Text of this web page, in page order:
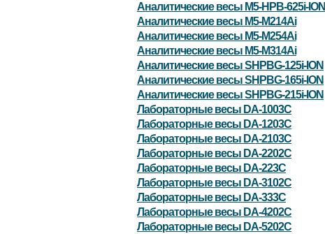
Аналитические весы M5-HPB-625i-ION
Аналитические весы M5-M214Ai
Аналитические весы M5-M254Ai
Аналитические весы M5-M314Ai
Аналитические весы SHPBG-125i-ION
Аналитические весы SHPBG-165i-ION
Аналитические весы SHPBG-215i-ION
Лабораторные весы DA-1003C
Лабораторные весы DA-1203C
Лабораторные весы DA-2103C
Лабораторные весы DA-2202C
Лабораторные весы DA-223C
Лабораторные весы DA-3102C
Лабораторные весы DA-333C
Лабораторные весы DA-4202C
Лабораторные весы DA-5202C